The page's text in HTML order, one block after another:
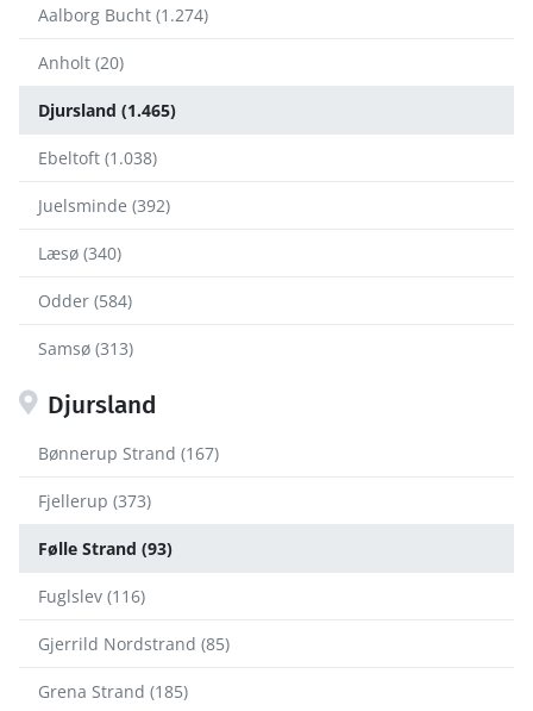
Aalborg Bucht (1.274)
Anholt (20)
Djursland (1.465)
Ebeltoft (1.038)
Juelsminde (392)
Læsø (340)
Odder (584)
Samsø (313)
Djursland
Bønnerup Strand (167)
Fjellerup (373)
Følle Strand (93)
Fuglslev (116)
Gjerrild Nordstrand (85)
Grena Strand (185)